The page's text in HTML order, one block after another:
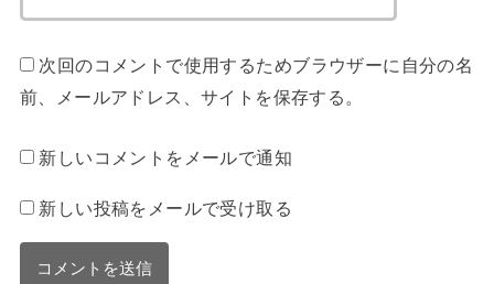
次回のコメントで使用するためブラウザーに自分の名
前、メールアドレス、サイトを保存する。
新しいコメントをメールで通知
新しい投稿をメールで受け取る